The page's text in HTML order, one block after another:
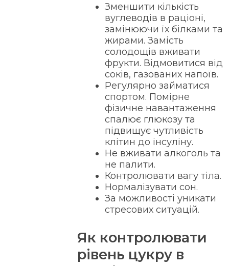
Зменшити кількість
вуглеводів в раціоні,
замінюючи їх білками та
жирами. Замість
солодощів вживати
фрукти. Відмовитися від
соків, газованих напоїв.
Регулярно займатися
спортом. Помірне
фізичне навантаження
спалює глюкозу та
підвищує чутливість
клітин до інсуліну.
Не вживати алкоголь та
не палити.
Контролювати вагу тіла.
Нормалізувати сон.
За можливості уникати
стресових ситуацій.
Як контролювати
рівень цукру в